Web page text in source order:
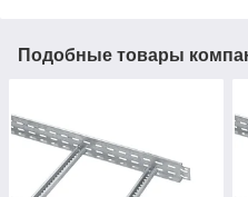
Подобные товары